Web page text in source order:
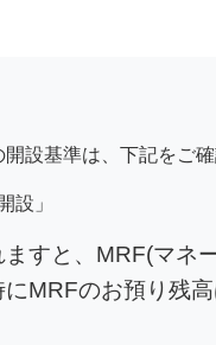
設基準は、下記をご確
設」
すと、MRF(マネ
MRFのお預り残